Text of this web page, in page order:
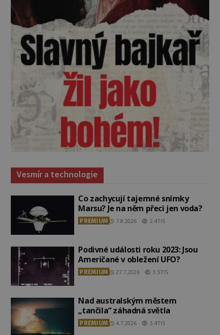
Vesmír a technologie
Co zachycují tajemné snímky
Marsu? Je na něm přeci jen voda?
PREMIUM 7.8.2026 2.4TIS
Podivné události roku 2023: Jsou
Američané v obležení UFO?
PREMIUM 27.7.2026 3.5TIS
Nad australským městem
„tančila“ záhadná světla
PREMIUM 4.7.2026 3.4TIS